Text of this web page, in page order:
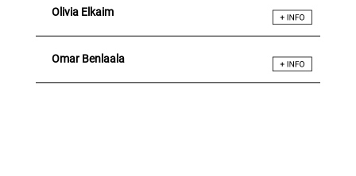
Olivia Elkaim
Omar Benlaala